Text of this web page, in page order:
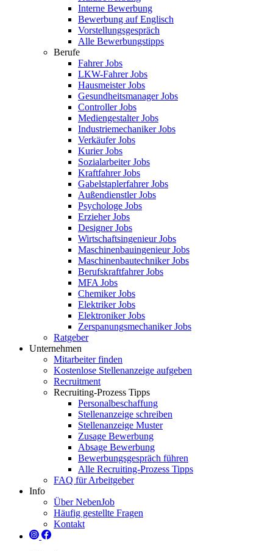
Interne Bewerbung
Bewerbung auf Englisch
Vorstellungsgespräch
Alle Bewerbungstipps
Berufe
Fahrer Jobs
LKW-Fahrer Jobs
Hausmeister Jobs
Gesundheitsmanager Jobs
Controller Jobs
Mediengestalter Jobs
Industriemechaniker Jobs
Verkäufer Jobs
Kurier Jobs
Sozialarbeiter Jobs
Kraftfahrer Jobs
Gabelstaplerfahrer Jobs
Außendienstler Jobs
Psychologe Jobs
Erzieher Jobs
Designer Jobs
Wirtschaftsingenieur Jobs
Maschinenbauingenieur Jobs
Maschinenbautechniker Jobs
Berufskraftfahrer Jobs
MFA Jobs
Chemiker Jobs
Elektriker Jobs
Elektroniker Jobs
Zerspanungsmechaniker Jobs
Ratgeber
Unternehmen
Mitarbeiter finden
Kostenlose Stellenanzeige aufgeben
Recruitment
Recruiting-Prozess Tipps
Personalbeschaffung
Stellenanzeige schreiben
Stellenanzeige Muster
Zusage Bewerbung
Absage Bewerbung
Bewerbungsgespräch führen
Alle Recruiting-Prozess Tipps
FAQ für Arbeitgeber
Info
Über NebenJob
Häufig gestellte Fragen
Kontakt